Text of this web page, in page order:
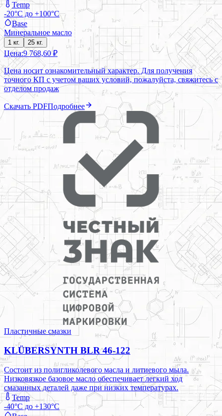
Temp
-20°C до +100°C
Base
Минеральное масло
1 кг. 25 кг.
Цена:9 768,60 ₽
Цена носит ознакомительный характер. Для получения
точного КП с учетом ваших условий, пожалуйста, свяжитесь с
отделом продаж
Скачать PDFПодробнее
Пластичные смазки
KLÜBERSYNTH BLR 46-122
Состоит из полигликолевого масла и литиевого мыла.
Низковязкое базовое масло обеспечивает легкий ход
смазанных деталей даже при низких температурах.
Temp
-40°C до +130°C